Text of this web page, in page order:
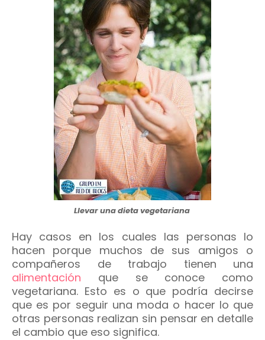
Llevar una dieta vegetariana
Hay casos en los cuales las personas lo
hacen porque muchos de sus amigos o
compañeros de trabajo tienen una
alimentación que se conoce como
vegetariana. Esto es o que podría decirse
que es por seguir una moda o hacer lo que
otras personas realizan sin pensar en detalle
el cambio que eso significa.